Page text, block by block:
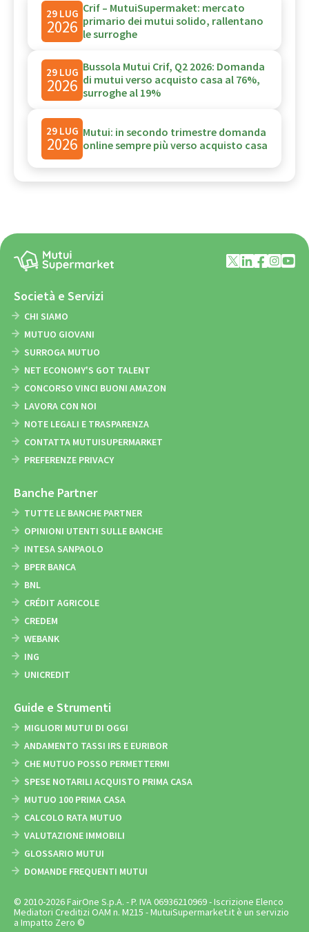
29 LUG
2026
Crif – MutuiSupermaket: mercato
primario dei mutui solido, rallentano
le surroghe
29 LUG
2026
Bussola Mutui Crif, Q2 2026: Domanda
di mutui verso acquisto casa al 76%,
surroghe al 19%
29 LUG
2026
Mutui: in secondo trimestre domanda
online sempre più verso acquisto casa
Società e Servizi
CHI SIAMO
MUTUO GIOVANI
SURROGA MUTUO
NET ECONOMY'S GOT TALENT
CONCORSO VINCI BUONI AMAZON
LAVORA CON NOI
NOTE LEGALI E TRASPARENZA
CONTATTA MUTUISUPERMARKET
PREFERENZE PRIVACY
Banche Partner
TUTTE LE BANCHE PARTNER
OPINIONI UTENTI SULLE BANCHE
INTESA SANPAOLO
BPER BANCA
BNL
CRÉDIT AGRICOLE
CREDEM
WEBANK
ING
UNICREDIT
Guide e Strumenti
MIGLIORI MUTUI DI OGGI
ANDAMENTO TASSI IRS E EURIBOR
CHE MUTUO POSSO PERMETTERMI
SPESE NOTARILI ACQUISTO PRIMA CASA
MUTUO 100 PRIMA CASA
CALCOLO RATA MUTUO
VALUTAZIONE IMMOBILI
GLOSSARIO MUTUI
DOMANDE FREQUENTI MUTUI
© 2010-2026 FairOne S.p.A. - P. IVA 06936210969 - Iscrizione Elenco
Mediatori Creditizi OAM n. M215 - MutuiSupermarket.it è un servizio
a Impatto Zero ©